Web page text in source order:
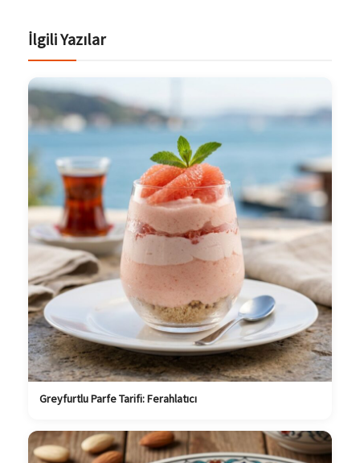
İlgili Yazılar
Greyfurtlu Parfe Tarifi: Ferahlatıcı